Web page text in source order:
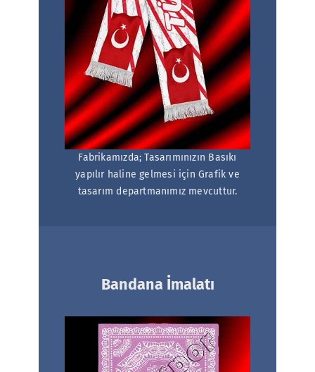
Fabrikamızda; Tasarımınızın Basıkı
yapılır haline gelmesi için Grafik ve
tasarım departmanımız mevcuttur.
Bandana İmalatı